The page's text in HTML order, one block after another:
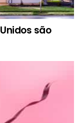
são